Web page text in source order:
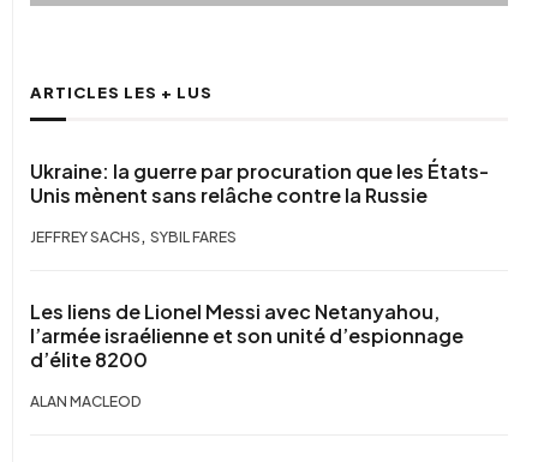
ARTICLES LES + LUS
Ukraine: la guerre par procuration que les États-
Unis mènent sans relâche contre la Russie
JEFFREY SACHS , SYBIL FARES
Les liens de Lionel Messi avec Netanyahou,
l’armée israélienne et son unité d’espionnage
d’élite 8200
ALAN MACLEOD